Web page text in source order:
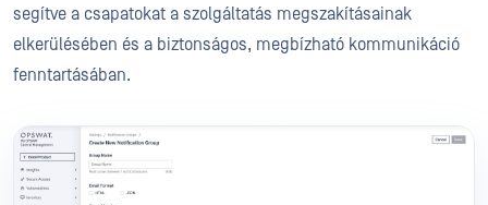
segítve a csapatokat a szolgáltatás megszakításainak
elkerülésében és a biztonságos, megbízható kommunikáció
fenntartásában.